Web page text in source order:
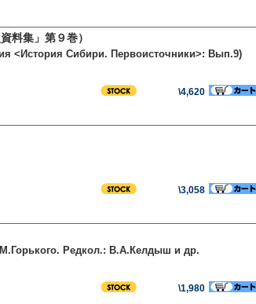
料集」第９巻）
<История Сибири. Первоисточники>: Вып.9)
\4,620
\3,058
Редкол.: В.А.Келдыш и др.
\1,980